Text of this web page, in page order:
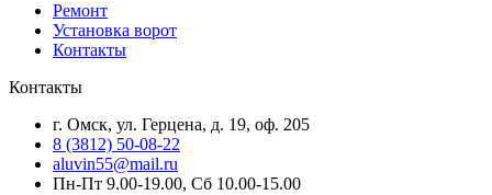
Ремонт
Установка ворот
Контакты
Контакты
г. Омск, ул. Герцена, д. 19, оф. 205
8 (3812) 50-08-22
aluvin55@mail.ru
Пн-Пт 9.00-19.00, Сб 10.00-15.00